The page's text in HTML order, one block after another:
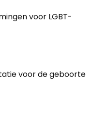
voor LGBT-
voor de geboorte